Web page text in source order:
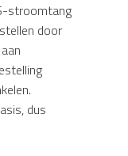
stroomtang
door
dus